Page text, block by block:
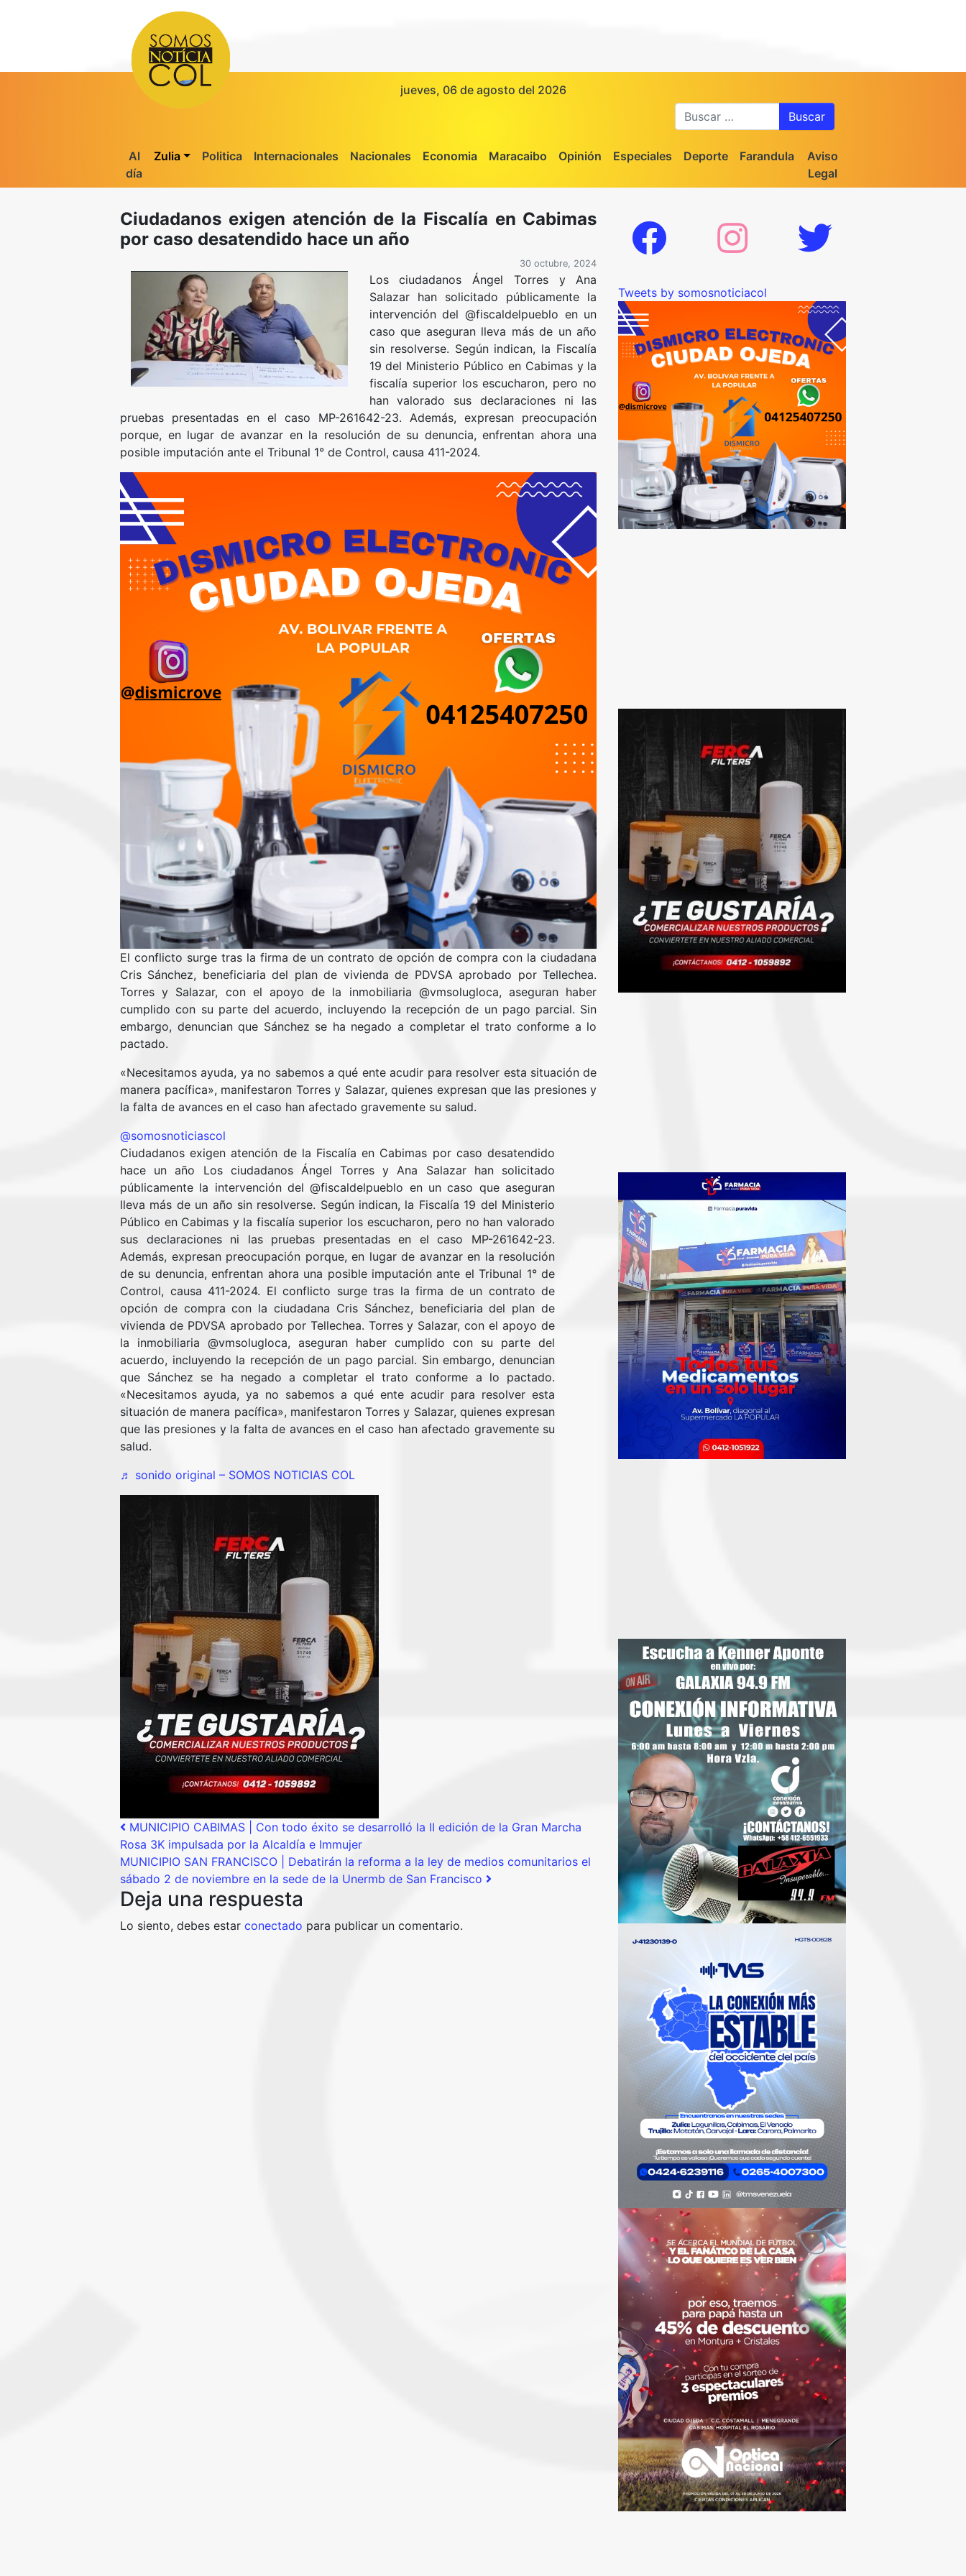
jueves, 06 de agosto del 2026
Al
día
Zulia Politica Internacionales Nacionales Economia Maracaibo Opinión Especiales Deporte Farandula
Aviso
Legal
Ciudadanos exigen atención de la Fiscalía en Cabimas
por caso desatendido hace un año
30 octubre, 2024
Los ciudadanos Ángel Torres y Ana
Salazar han solicitado públicamente la
intervención del @fiscaldelpueblo en un
caso que aseguran lleva más de un año
sin resolverse. Según indican, la Fiscalía
19 del Ministerio Público en Cabimas y la
fiscalía superior los escucharon, pero no
han valorado sus declaraciones ni las
pruebas presentadas en el caso MP-261642-23. Además, expresan preocupación
porque, en lugar de avanzar en la resolución de su denuncia, enfrentan ahora una
posible imputación ante el Tribunal 1° de Control, causa 411-2024.
El conflicto surge tras la firma de un contrato de opción de compra con la ciudadana
Cris Sánchez, beneficiaria del plan de vivienda de PDVSA aprobado por Tellechea.
Torres y Salazar, con el apoyo de la inmobiliaria @vmsolugloca, aseguran haber
cumplido con su parte del acuerdo, incluyendo la recepción de un pago parcial. Sin
embargo, denuncian que Sánchez se ha negado a completar el trato conforme a lo
pactado.
«Necesitamos ayuda, ya no sabemos a qué ente acudir para resolver esta situación de
manera pacífica», manifestaron Torres y Salazar, quienes expresan que las presiones y
la falta de avances en el caso han afectado gravemente su salud.
@somosnoticiascol
Ciudadanos exigen atención de la Fiscalía en Cabimas por caso desatendido
hace un año Los ciudadanos Ángel Torres y Ana Salazar han solicitado
públicamente la intervención del @fiscaldelpueblo en un caso que aseguran
lleva más de un año sin resolverse. Según indican, la Fiscalía 19 del Ministerio
Público en Cabimas y la fiscalía superior los escucharon, pero no han valorado
sus declaraciones ni las pruebas presentadas en el caso MP-261642-23.
Además, expresan preocupación porque, en lugar de avanzar en la resolución
de su denuncia, enfrentan ahora una posible imputación ante el Tribunal 1° de
Control, causa 411-2024. El conflicto surge tras la firma de un contrato de
opción de compra con la ciudadana Cris Sánchez, beneficiaria del plan de
vivienda de PDVSA aprobado por Tellechea. Torres y Salazar, con el apoyo de
la inmobiliaria @vmsolugloca, aseguran haber cumplido con su parte del
acuerdo, incluyendo la recepción de un pago parcial. Sin embargo, denuncian
que Sánchez se ha negado a completar el trato conforme a lo pactado.
«Necesitamos ayuda, ya no sabemos a qué ente acudir para resolver esta
situación de manera pacífica», manifestaron Torres y Salazar, quienes expresan
que las presiones y la falta de avances en el caso han afectado gravemente su
salud.
♬ sonido original – SOMOS NOTICIAS COL
Post navigation
MUNICIPIO CABIMAS | Con todo éxito se desarrolló la II edición de la Gran Marcha
Rosa 3K impulsada por la Alcaldía e Immujer
MUNICIPIO SAN FRANCISCO | Debatirán la reforma a la ley de medios comunitarios el
sábado 2 de noviembre en la sede de la Unermb de San Francisco
Deja una respuesta
Lo siento, debes estar conectado para publicar un comentario.
Tweets by somosnoticiacol